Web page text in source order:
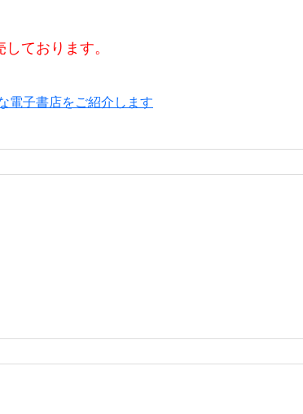
ております。
電子書店をご紹介します